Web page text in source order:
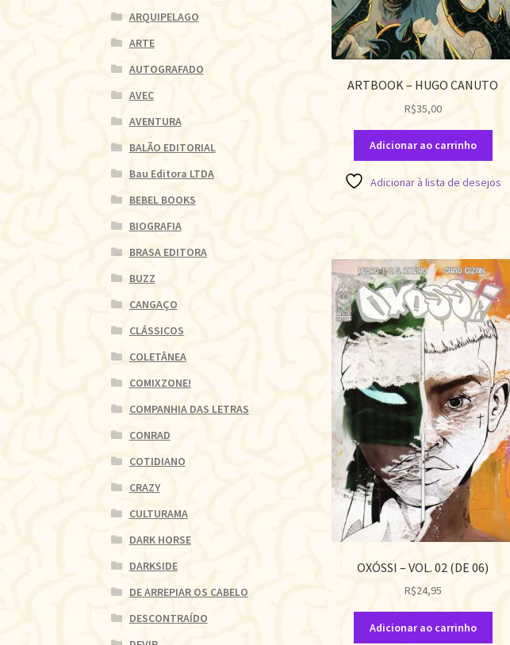
ARTBOOK – HUGO CANUTO
R$35,00
Adicionar ao carrinho
Adicionar à lista de desejos
OXÓSSI – VOL. 02 (DE 06)
R$24,95
Adicionar ao carrinho
ARQUIPELAGO
ARTE
AUTOGRAFADO
AVEC
AVENTURA
BALÃO EDITORIAL
Bau Editora LTDA
BEBEL BOOKS
BIOGRAFIA
BRASA EDITORA
BUZZ
CANGAÇO
CLÁSSICOS
COLETÂNEA
COMIXZONE!
COMPANHIA DAS LETRAS
CONRAD
COTIDIANO
CRAZY
CULTURAMA
DARK HORSE
DARKSIDE
DE ARREPIAR OS CABELO
DESCONTRAÍDO